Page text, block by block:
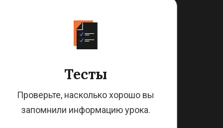
Тесты
Проверьте, насколько хорошо вы
запомнили информацию урока.